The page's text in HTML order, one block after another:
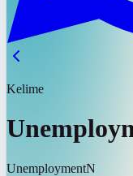
Kelime
UnemploymentN